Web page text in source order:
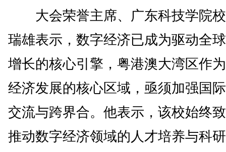
大会荣誉主席、广东科技学院
瑞雄表示，数字经济已成为驱动全
增长的核心引擎，粤港澳大湾区作
经济发展的核心区域，亟须加强国
交流与跨界合。他表示，该校始终
推动数字经济领域的人才培养与科